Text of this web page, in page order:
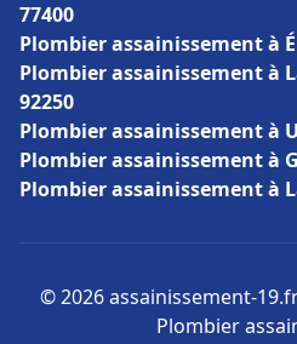
77400
Plombier assainissement à
Plombier assainissement à
92250
Plombier assainissement à
Plombier assainissement à
Plombier assainissement à
© 2026 assainissement-
Plombier